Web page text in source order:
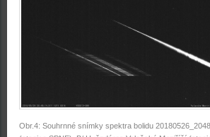
Obr.4: Souhrnné snímky spektra bolidu